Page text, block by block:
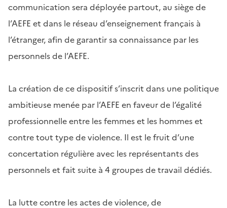
communication sera déployée partout, au siège de
l’AEFE et dans le réseau d’enseignement français à
l’étranger, afin de garantir sa connaissance par les
personnels de l’AEFE.
La création de ce dispositif s’inscrit dans une politique
ambitieuse menée par l’AEFE en faveur de l’égalité
professionnelle entre les femmes et les hommes et
contre tout type de violence. Il est le fruit d’une
concertation régulière avec les représentants des
personnels et fait suite à 4 groupes de travail dédiés.
La lutte contre les actes de violence, de